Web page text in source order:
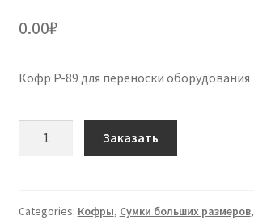
0.00₽
Кофр P-89 для переноски оборудования
переноски
Заказать
Categories: Кофры, Сумки больших размеров,